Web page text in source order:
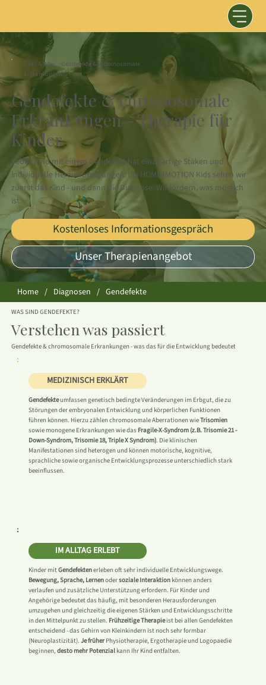
Graz & Wien - Gendefekte & Chromosomale
Erkrankungen
Gendefekte & chromosomale
Erkrankungen - Therapie für
Kinder
Jedes Kind mit einem Gendefekt hat einzigartige Stäken und
individuelle Herausforderungen. Bei HOME4MOTION Kids sehen wir
zuerst das Kind - und dann die Diagnose. Wir fördern, was möglich
ist.
Kostenloses Informationsgespräch
Unser Therapienangebot
Home / Diagnosen / Gendefekte
WAS SIND GENDEFEKTE?
Verstehen was passiert
Gendefekte & chromosomale Erkrankungen - was das für die Entwicklung bedeutet
MEDIZINISCH ERKLÄRT
Gendefekteumfassen genetisch bedingte Veränderungen im Erbgut, die zu
Störungen der embryonalen Entwicklung und körperlichen Funktionen
führen können. Hierzu zählen chromosomale Aberrationen wieTrisomien
sowie monogene Erkrankungen wie das Fragile-X-Syndrom (z.B. Trisomie 21 -
Down-Syndrom, Trisomie 18, Triple X Syndrom). Die klinischen
Manifestationen sind heterogen und können motorische, kognitive,
sprachliche sowie organische Entwicklungsprozesse unterschiedlich stark
beeinflussen.
IM ALLTAG ERLEBT
Kinder mitGendefektenerleben oft sehr individuelle Entwicklungswege.
Bewegung, Sprache, Lernenodersoziale Interaktion können anders
verlaufen und zusätzliche Unterstützung erfordern. Für Kinder und
Angehörige bedeutet das häufig, mit besonderen Herausforderungen
umzugehen und gleichzeitig die eigenen Stärken und Entwicklungsschritte
in den Mittelpunkt zu stellen. Frühzeitige Therapieist bei allen Gendefekten
entscheidend - das Gehirn von Kleinkindern ist noch sehr formbar
(Neuroplastizität).Je früherPhysiotherapie, Ergotherapie und Logopaedie
beginnen,desto mehr Potenzial kann Ihr Kind entfalten.